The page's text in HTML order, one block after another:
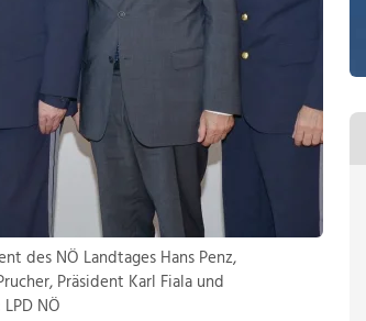
des NÖ Landtages Hans Penz,
Präsident Karl Fiala und
NÖ